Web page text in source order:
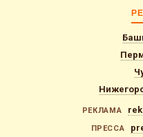
РЕКЛАМА
ПРЕССА